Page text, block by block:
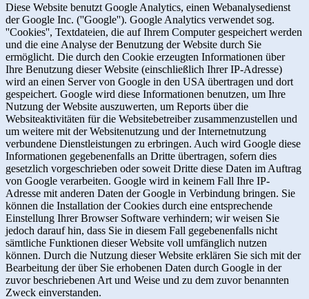
Diese Website benutzt Google Analytics, einen Webanalysedienst
der Google Inc. (''Google''). Google Analytics verwendet sog.
''Cookies'', Textdateien, die auf Ihrem Computer gespeichert werden
und die eine Analyse der Benutzung der Website durch Sie
ermöglicht. Die durch den Cookie erzeugten Informationen über
Ihre Benutzung dieser Website (einschließlich Ihrer IP-Adresse)
wird an einen Server von Google in den USA übertragen und dort
gespeichert. Google wird diese Informationen benutzen, um Ihre
Nutzung der Website auszuwerten, um Reports über die
Websiteaktivitäten für die Websitebetreiber zusammenzustellen und
um weitere mit der Websitenutzung und der Internetnutzung
verbundene Dienstleistungen zu erbringen. Auch wird Google diese
Informationen gegebenenfalls an Dritte übertragen, sofern dies
gesetzlich vorgeschrieben oder soweit Dritte diese Daten im Auftrag
von Google verarbeiten. Google wird in keinem Fall Ihre IP-
Adresse mit anderen Daten der Google in Verbindung bringen. Sie
können die Installation der Cookies durch eine entsprechende
Einstellung Ihrer Browser Software verhindern; wir weisen Sie
jedoch darauf hin, dass Sie in diesem Fall gegebenenfalls nicht
sämtliche Funktionen dieser Website voll umfänglich nutzen
können. Durch die Nutzung dieser Website erklären Sie sich mit der
Bearbeitung der über Sie erhobenen Daten durch Google in der
zuvor beschriebenen Art und Weise und zu dem zuvor benannten
Zweck einverstanden.